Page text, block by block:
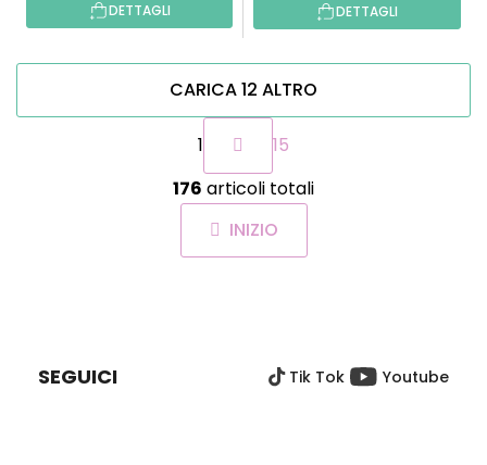
DETTAGLI DETTAGLI
C
o
n
t
r
CARICA 12 ALTRO
P
g
i
n
a
z
1
15
176 articoli totali
INIZIO
SEGUICI Tik Tok Youtube